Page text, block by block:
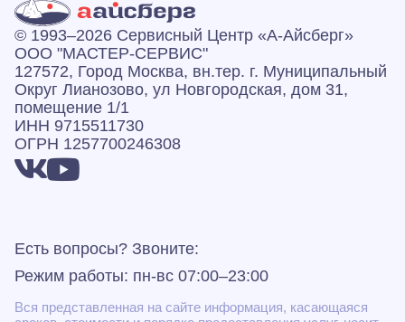
© 1993–2026 Сервисный Центр «А‑Айсберг»
ООО "МАСТЕР-СЕРВИС"
127572, Город Москва, вн.тер. г. Муниципальный
Округ Лианозово, ул Новгородская, дом 31,
помещение 1/1
ИНН 9715511730
ОГРН 1257700246308
Есть вопросы? Звоните:
Режим работы: пн-вс 07:00–23:00
Вся представленная на сайте информация, касающаяся